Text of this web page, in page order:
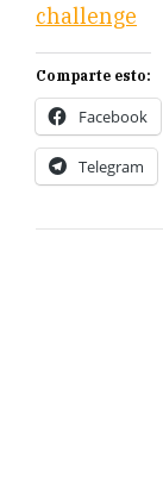
challenge
Comparte esto:
Facebook
Telegram